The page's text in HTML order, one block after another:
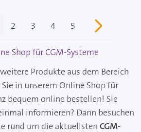
lesen gerade Seite
Seite
2 Seite
3 Seite
4 Seite
5
Shop für CGM-Systeme
Produkte aus dem Bereich
in unserem Online Shop für
bequem online bestellen! Sie
informieren? Dann besuchen
rund um die aktuellsten CGM-